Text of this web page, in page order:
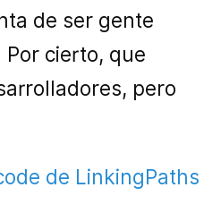
de ser gente
cierto, que
pero
de LinkingPaths